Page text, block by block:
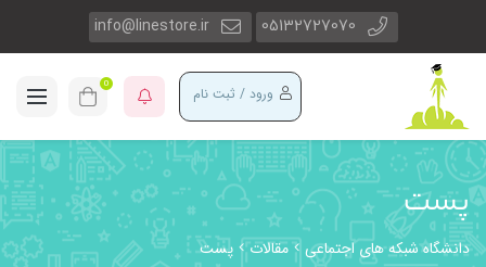
05132727070
info@linestore.ir
ورود / ثبت نام 0
پست
دانشگاه شبکه های اجتماعی مقالات پست